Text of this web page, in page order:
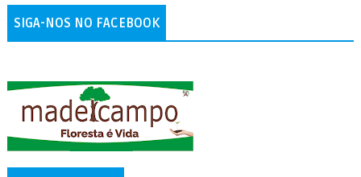
SIGA-NOS NO FACEBOOK